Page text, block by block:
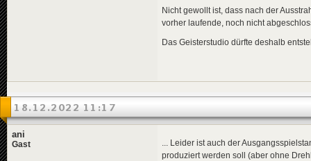
Nicht gewollt ist, dass nach der
vorher laufende, noch nicht
Das Geisterstudio dürfte deshalb
18.12.2022 11:17
ani
Gast
... Leider ist auch der
produziert werden soll (aber ohne